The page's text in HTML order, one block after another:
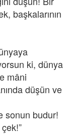
başkalarının
ki, dünya
mâni
düşün ve
sonun budur!